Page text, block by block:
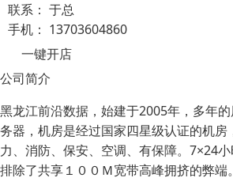
联系： 于总
手机： 13703604860
一键开店
公司简介
黑龙江前沿数据，始建于2005年，多年
务器，机房是经过国家四星级认证的机
力、消防、保安、空调、有保障。7×24
排除了共享１００Ｍ宽带高峰拥挤的弊端。